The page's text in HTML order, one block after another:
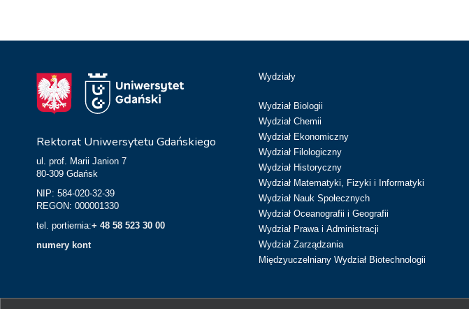
Rektorat Uniwersytetu Gdańskiego
ul. prof. Marii Janion 7
80-309 Gdańsk
NIP: 584-020-32-39
REGON: 000001330
tel. portiernia:+ 48 58 523 30 00
numery kont
Wydziały
Wydział Biologii
Wydział Chemii
Wydział Ekonomiczny
Wydział Filologiczny
Wydział Historyczny
Wydział Matematyki, Fizyki i Informatyki
Wydział Nauk Społecznych
Wydział Oceanografii i Geografii
Wydział Prawa i Administracji
Wydział Zarządzania
Międzyuczelniany Wydział Biotechnologii